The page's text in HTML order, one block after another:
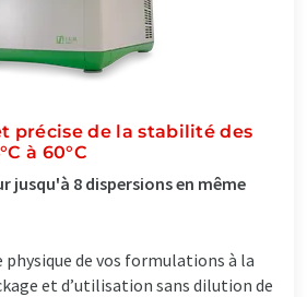
précise de la stabilité des
à 60°C
jusqu'à 8 dispersions en même
de vos formulations à la
et d’utilisation sans dilution de